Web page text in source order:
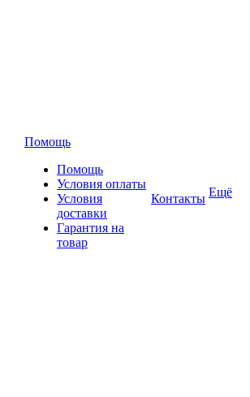
Помощь
Помощь
Условия оплаты
Условия
доставки
Гарантия на
товар
Контакты Ещё